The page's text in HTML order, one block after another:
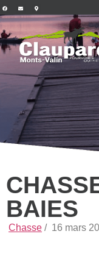
BAIES
Chasse / 16 mars